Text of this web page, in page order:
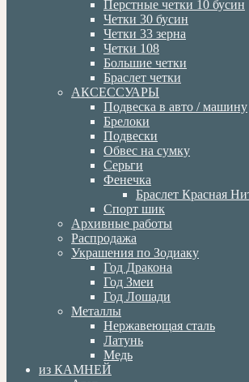
Перстные четки 10 бусин
Четки 30 бусин
Четки 33 зерна
Четки 108
Большие четки
Браслет четки
АКСЕССУАРЫ
Подвеска в авто / машину
Брелоки
Подвески
Обвес на сумку
Серьги
Фенечка
Браслет Красная
Спорт шик
Архивные работы
Распродажа
Украшения по Зодиаку
Год Дракона
Год Змеи
Год Лошади
Металлы
Нержавеющая сталь
Латунь
Медь
из КАМНЕЙ